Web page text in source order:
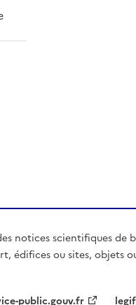
notices scientifiques de
édifices ou sites, objets
public.gouv.fr